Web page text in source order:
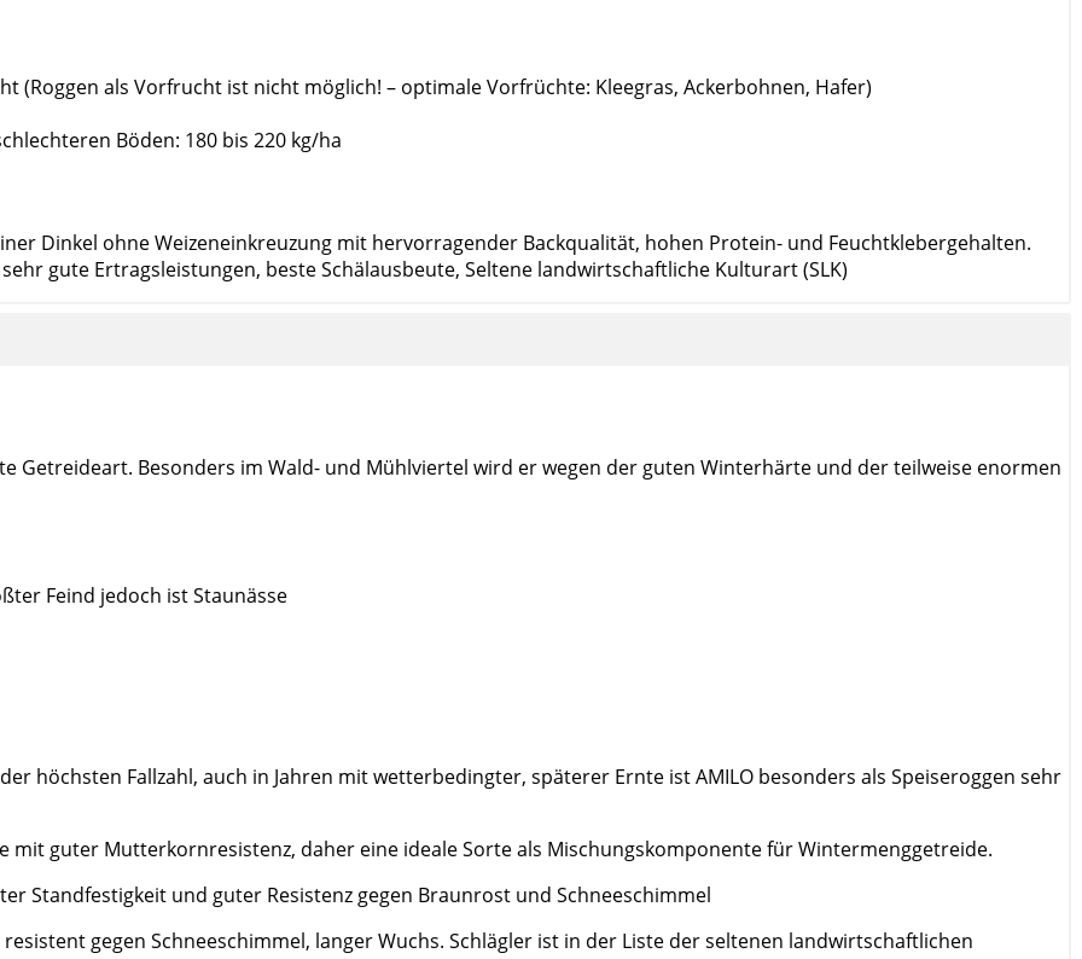
(Roggen als Vorfrucht ist nicht möglich! – optimale Vorfrüchte: Kleegras, Ackerbohnen, Hafer)
Böden: 180 bis 220 kg/ha
Dinkel ohne Weizeneinkreuzung mit hervorragender Backqualität, hohen Protein- und Feuchtklebergehalten.
gute Ertragsleistungen, beste Schälausbeute, Seltene landwirtschaftliche Kulturart (SLK)
Getreideart. Besonders im Wald- und Mühlviertel wird er wegen der guten Winterhärte und der teilweise enormen
Feind jedoch ist Staunässe
höchsten Fallzahl, auch in Jahren mit wetterbedingter, späterer Ernte ist AMILO besonders als Speiseroggen sehr
mit guter Mutterkornresistenz, daher eine ideale Sorte als Mischungskomponente für Wintermenggetreide.
Standfestigkeit und guter Resistenz gegen Braunrost und Schneeschimmel
gegen Schneeschimmel, langer Wuchs. Schlägler ist in der Liste der seltenen landwirtschaftlichen